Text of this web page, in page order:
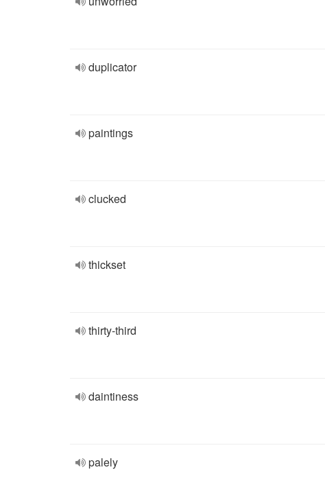
duplicator
paintings
clucked
thickset
thirty-third
daintiness
palely